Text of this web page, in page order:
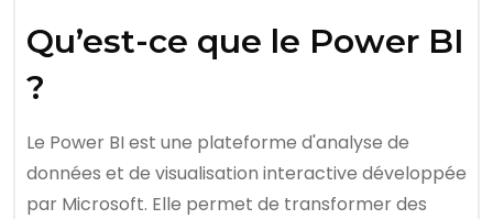
Qu’est-ce que le Power BI
?
Le Power BI est une plateforme d'analyse de
données et de visualisation interactive développée
par Microsoft. Elle permet de transformer des